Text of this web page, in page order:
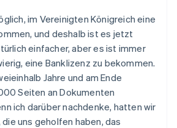
, im Vereinigten Königreich eine
und deshalb ist es jetzt
einfacher, aber es ist immer
eine Banklizenz zu bekommen.
Jahre und am Ende
Seiten an Dokumenten
ich darüber nachdenke, hatten wir
die uns geholfen haben, das